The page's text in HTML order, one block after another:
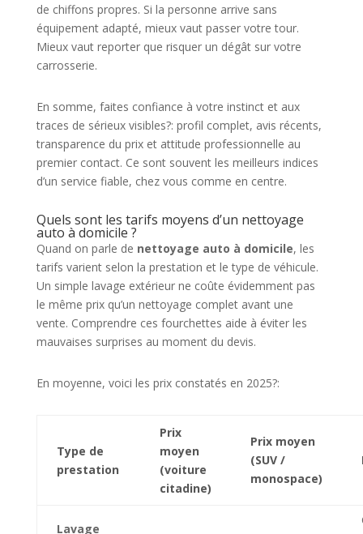
de chiffons propres. Si la personne arrive sans
équipement adapté, mieux vaut passer votre tour.
Mieux vaut reporter que risquer un dégât sur votre
carrosserie.
En somme, faites confiance à votre instinct et aux
traces de sérieux visibles?: profil complet, avis récents,
transparence du prix et attitude professionnelle au
premier contact. Ce sont souvent les meilleurs indices
d’un service fiable, chez vous comme en centre.
Quels sont les tarifs moyens d’un nettoyage
auto à domicile ?
Quand on parle de nettoyage auto à domicile, les
tarifs varient selon la prestation et le type de véhicule.
Un simple lavage extérieur ne coûte évidemment pas
le même prix qu’un nettoyage complet avant une
vente. Comprendre ces fourchettes aide à éviter les
mauvaises surprises au moment du devis.
En moyenne, voici les prix constatés en 2025?:
Type de
prestation
Prix
moyen
(voiture
citadine)
Prix moyen
(SUV /
monospace)
Lavage